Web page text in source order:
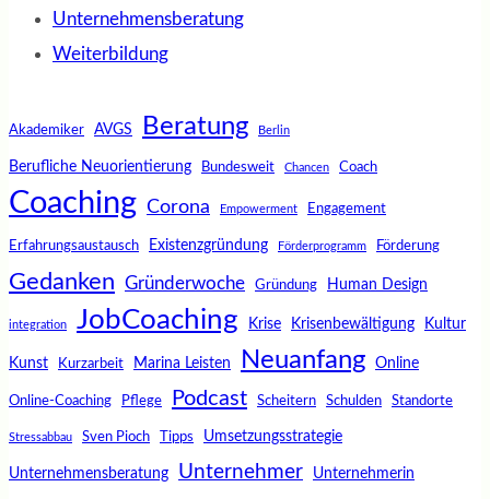
Unternehmensberatung
Weiterbildung
Akademiker AVGS Beratung Berlin
Berufliche Neuorientierung Bundesweit Chancen Coach
Coaching Corona Empowerment Engagement
Erfahrungsaustausch Existenzgründung Förderprogramm Förderung
Gedanken Gründerwoche Gründung Human Design
integration JobCoaching Krise Krisenbewältigung Kultur
Kunst Kurzarbeit Marina Leisten Neuanfang Online
Online-Coaching Pflege Podcast Scheitern Schulden Standorte
Stressabbau Sven Pioch Tipps Umsetzungsstrategie
Unternehmensberatung Unternehmer Unternehmerin